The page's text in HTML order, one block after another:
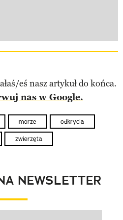
eś nasz artykuł do końca.
nas w Google.
morze odkrycia
zwierzęta
NEWSLETTER